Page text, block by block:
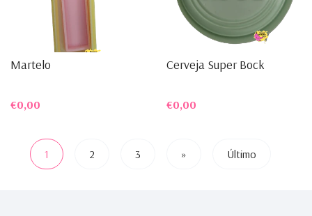
Martelo
€0,00
Cerveja Super Bock
€0,00
1 2 3 » Último